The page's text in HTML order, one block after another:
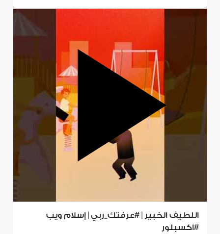
اللطيف الخبير | #عرفتك_ربي | إسلام ويب
#اكسبلور